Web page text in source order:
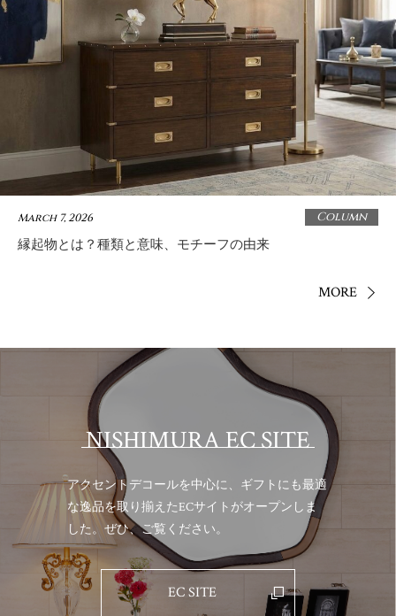
March 7, 2026 Column
縁起物とは？種類と意味、モチーフの由来
MORE
NISHIMURA EC SITE
アクセントデコールを中心に、ギフトにも最適
な逸品を取り揃えたECサイトがオープンしま
した。ぜひ、ご覧ください。
EC SITE